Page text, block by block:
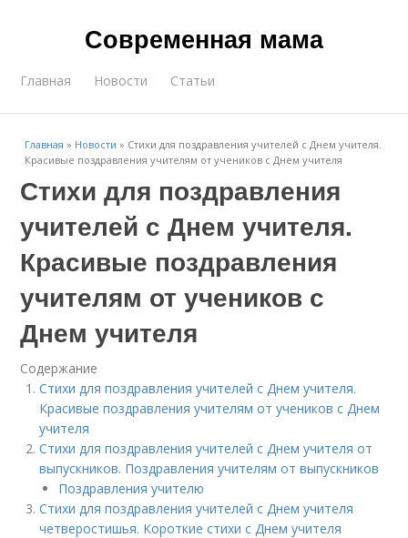
Современная мама
Главная Новости Статьи
Главная » Новости » Стихи для поздравления учителей с Днем учителя.
Красивые поздравления учителям от учеников с Днем учителя
Стихи для поздравления
учителей с Днем учителя.
Красивые поздравления
учителям от учеников с
Днем учителя
Содержание
Стихи для поздравления учителей с Днем учителя.
Красивые поздравления учителям от учеников с Днем
учителя
Стихи для поздравления учителей с Днем учителя от
выпускников. Поздравления учителям от выпускников
Поздравления учителю
Стихи для поздравления учителей с Днем учителя
четверостишья. Короткие стихи с Днем учителя